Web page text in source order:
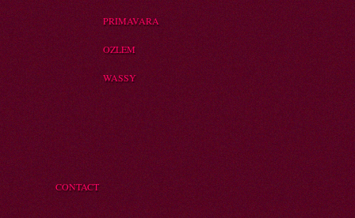
PRIMAVARA
OZLEM
WASSY
CONTACT